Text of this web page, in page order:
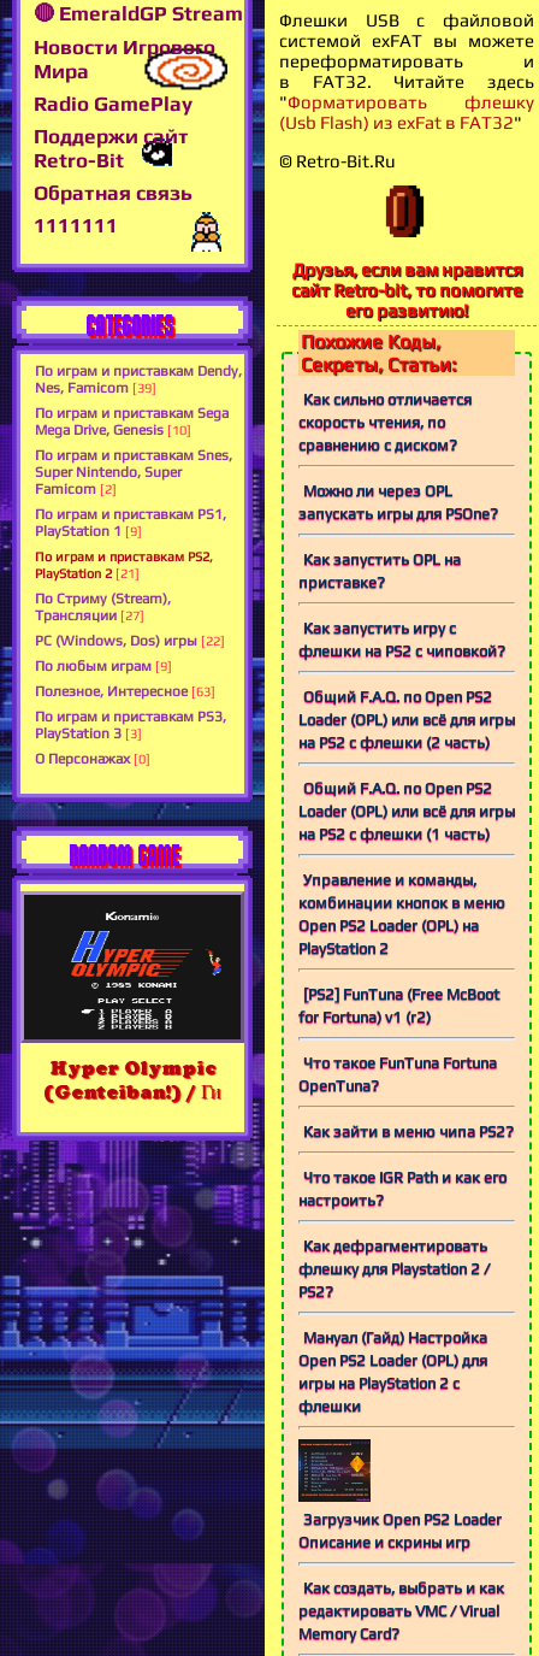
🔴 EmeraldGP Stream
Новости Игрового
Мира
Radio GamePlay
Поддержи сайт
Retro-Bit
Обратная связь
1111111
CATEGORIES
По играм и приставкам Dendy,
Nes, Famicom [39]
По играм и приставкам Sega
Mega Drive, Genesis [10]
По играм и приставкам Snes,
Super Nintendo, Super
Famicom [2]
По играм и приставкам PS1,
PlayStation 1 [9]
По играм и приставкам PS2,
PlayStation 2 [21]
По Стриму (Stream),
Трансляции [27]
PC (Windows, Dos) игры [22]
По любым играм [9]
Полезное, Интересное [63]
По играм и приставкам PS3,
PlayStation 3 [3]
О Персонажах [0]
RANDOM GAME
Hyper Olympic
(Genteiban!) / Ги
Флешки USB с файловой
системой exFAT вы можете
переформатировать и
в FAT32. Читайте здесь
"Форматировать флешку
(Usb Flash) из exFat в FAT32"
© Retro-Bit.Ru
Друзья, если вам нравится
сайт Retro-bit, то помогите
его развитию!
Похожие Коды,
Секреты, Статьи:
Как сильно отличается
скорость чтения, по
сравнению с диском?
Можно ли через OPL
запускать игры для PSOne?
Как запустить OPL на
приставке?
Как запустить игру с
флешки на PS2 с чиповкой?
Общий F.A.Q. по Open PS2
Loader (OPL) или всё для игры
на PS2 с флешки (2 часть)
Общий F.A.Q. по Open PS2
Loader (OPL) или всё для игры
на PS2 с флешки (1 часть)
Управление и команды,
комбинации кнопок в меню
Open PS2 Loader (OPL) на
PlayStation 2
[PS2] FunTuna (Free McBoot
for Fortuna) v1 (r2)
Что такое FunTuna Fortuna
OpenTuna?
Как зайти в меню чипа PS2?
Что такое IGR Path и как его
настроить?
Как дефрагментировать
флешку для Playstation 2 /
PS2?
Мануал (Гайд) Настройка
Open PS2 Loader (OPL) для
игры на PlayStation 2 c
флешки
Загрузчик Open PS2 Loader
Описание и скрины игр
Как создать, выбрать и как
редактировать VMC / Virual
Memory Card?